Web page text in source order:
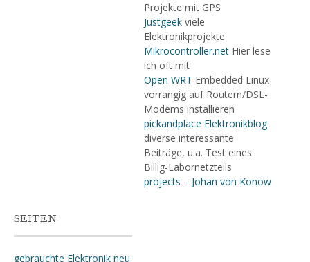
Projekte mit GPS
Justgeekviele
Elektronikprojekte
Mikrocontroller.netHier lese
ich oft mit
Open WRT Embedded Linux
vorrangig auf Routern/DSL-
Modems installieren
pickandplace Elektronikblog
diverse interessante
Beiträge, u.a. Test eines
Billig-Labornetzteils
projects – Johan von Konow
SEITEN
gebrauchte Elektronik neu